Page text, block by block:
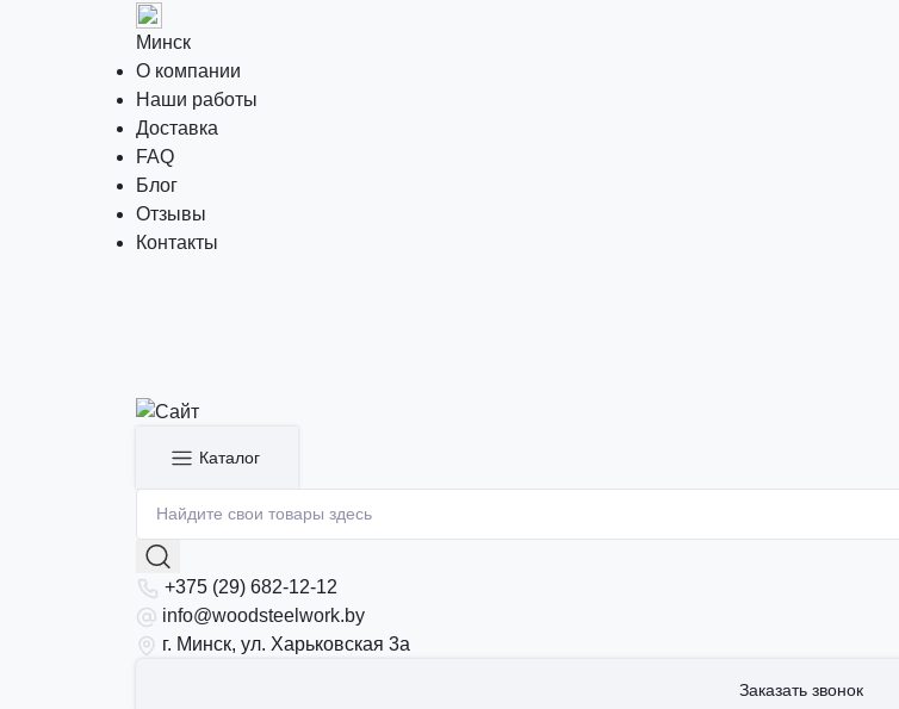
Минск
О компании
Наши работы
Доставка
FAQ
Блог
Отзывы
Контакты
Каталог
+375 (29) 682-12-12
info@woodsteelwork.by
г. Минск, ул. Харьковская 3а
Заказать звонок